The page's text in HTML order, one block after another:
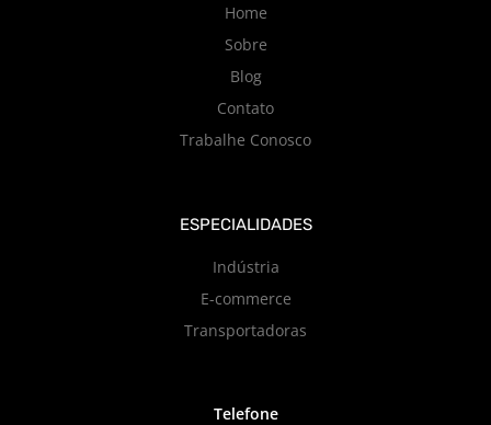
Home
Sobre
Blog
Contato
Trabalhe Conosco
ESPECIALIDADES
Indústria
E-commerce
Transportadoras
Telefone